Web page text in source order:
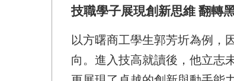
技職學子展現創新思維 翻轉
以方曙商工學生郭芳圻為例，
向。進入技高就讀後，他立志